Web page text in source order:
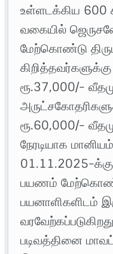
உள்ளடக்கிய 600
வகையில்
மேற்கொண்டு
ரூ.37,000/-
ரூ.60,000/-
நேரடியாக
01.11.2025-க்கு
பயணம்
பயனாளிகளிடம்
படிவத்தினை